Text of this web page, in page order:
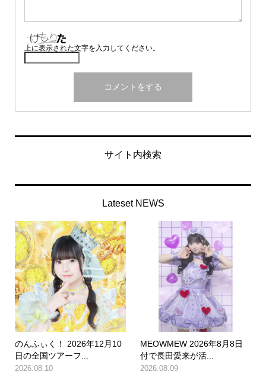
上に表示された文字を入力してください。
サイト内検索
Lateset NEWS
のんふぃく！ 2026年12月10
日の全国ツアーフ...
2026.08.10
MEOWMEW 2026年8月8日
付で長田愛来が活...
2026.08.09